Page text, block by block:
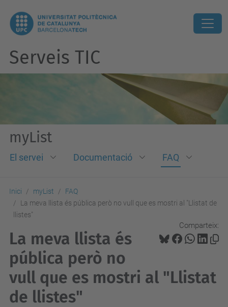
Serveis TIC
myList
El servei Documentació FAQ
Inici myList
FAQ
La meva llista és pública però no vull que es mostri al "Llistat de
llistes"
Comparteix:
La meva llista és
pública però no
vull que es mostri al "Llistat
de llistes"